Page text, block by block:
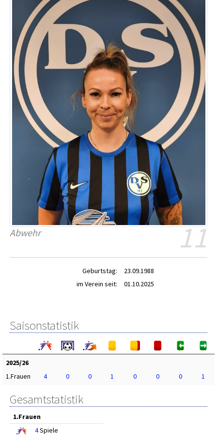
11
Abwehr
Geburtstag:
23.09.1988
im Verein seit:
01.10.2025
Saisonstatistik
2025/26
1.Frauen
4 0 0 1 0 0 0 1
Gesamtstatistik
1.Frauen
4Spiele